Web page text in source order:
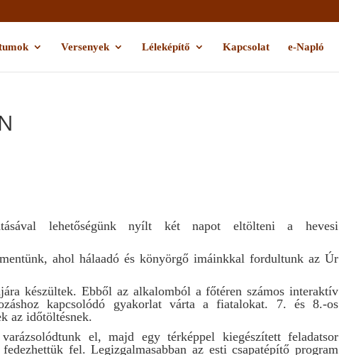
Versenyek Léleképítő Kapcsolat e-Napló
lehetőségünk nyílt két napot eltölteni a hevesi
ahol hálaadó és könyörgő imáinkkal fordultunk az Úr
készültek. Ebből az alkalomból a főtéren számos interaktív
kapcsolódó gyakorlat várta a fiatalokat. 7. és 8.-os
az időtöltésnek.
el, majd egy térképpel kiegészített feladatsor
fel. Legizgalmasabban az esti csapatépítő program